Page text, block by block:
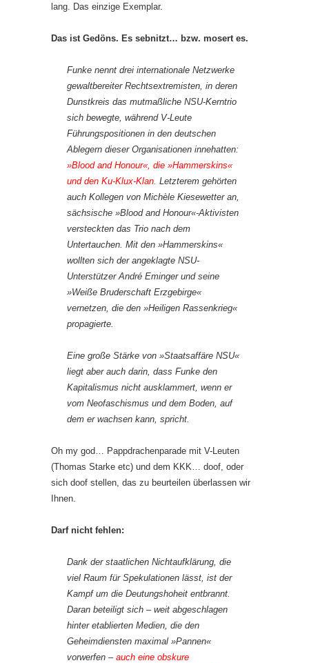
lang. Das einzige Exemplar.
Das ist Gedöns. Es sebnitzt… bzw. mosert es.
Funke nennt drei internationale Netzwerke
gewaltbereiter Rechtsextremisten, in deren
Dunstkreis das mutmaßliche NSU-Kerntrio
sich bewegte, während V-Leute
Führungspositionen in den deutschen
Ablegern dieser Organisationen innehatten:
»Blood and Honour«, die »Hammerskins«
und den Ku-Klux-Klan. Letzterem gehörten
auch Kollegen von Michèle Kiesewetter an,
sächsische »Blood and Honour«-Aktivisten
versteckten das Trio nach dem
Untertauchen. Mit den »Hammerskins«
wollten sich der angeklagte NSU-
Unterstützer André Eminger und seine
»Weiße Bruderschaft Erzgebirge«
vernetzen, die den »Heiligen Rassenkrieg«
propagierte.
Eine große Stärke von »Staatsaffäre NSU«
liegt aber auch darin, dass Funke den
Kapitalismus nicht ausklammert, wenn er
vom Neofaschismus und dem Boden, auf
dem er wachsen kann, spricht.
Oh my god… Pappdrachenparade mit V-Leuten
(Thomas Starke etc) und dem KKK… doof, oder
sich doof stellen, das zu beurteilen überlassen wir
Ihnen.
Darf nicht fehlen:
Dank der staatlichen Nichtaufklärung, die
viel Raum für Spekulationen lässt, ist der
Kampf um die Deutungshoheit entbrannt.
Daran beteiligt sich – weit abgeschlagen
hinter etablierten Medien, die den
Geheimdiensten maximal »Pannen«
vorwerfen –auch eine obskure